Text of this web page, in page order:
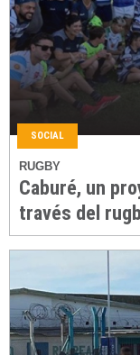
SOCIAL
RUGBY
Caburé, un
través del